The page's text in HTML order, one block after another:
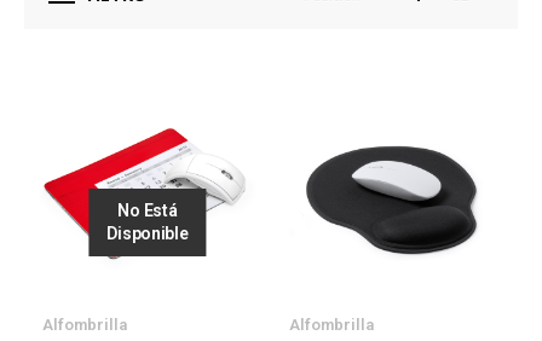
No Está
Disponible
Alfombrilla Alfombrilla